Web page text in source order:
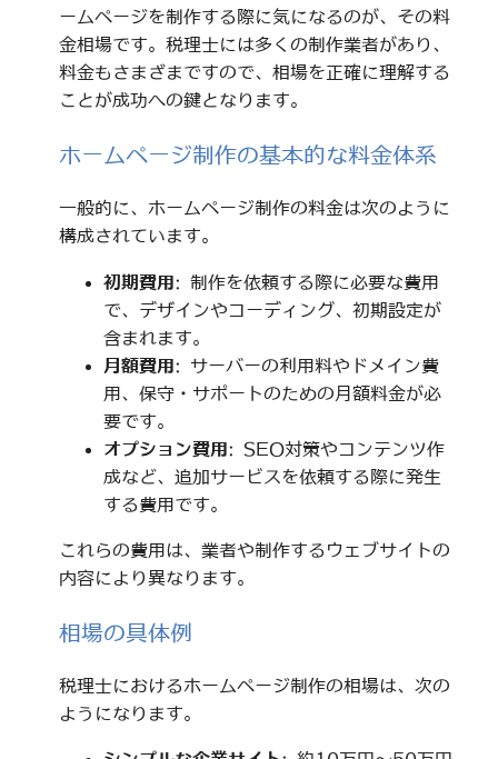
ームページを制作する際に気になるのが、その料
金相場です。税理士には多くの制作業者があり、
料金もさまざまですので、相場を正確に理解する
ことが成功への鍵となります。
ホームページ制作の基本的な料金体系
一般的に、ホームページ制作の料金は次のように
構成されています。
初期費用: 制作を依頼する際に必要な費用
で、デザインやコーディング、初期設定が
含まれます。
月額費用: サーバーの利用料やドメイン費
用、保守・サポートのための月額料金が必
要です。
オプション費用: SEO対策やコンテンツ作
成など、追加サービスを依頼する際に発生
する費用です。
これらの費用は、業者や制作するウェブサイトの
内容により異なります。
相場の具体例
税理士におけるホームページ制作の相場は、次の
ようになります。